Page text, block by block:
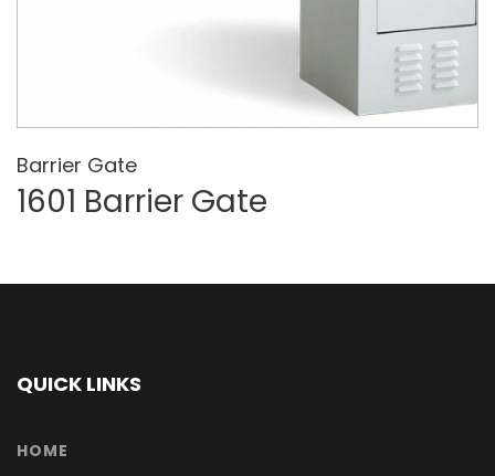
Barrier Gate
1601 Barrier Gate
QUICK LINKS
HOME